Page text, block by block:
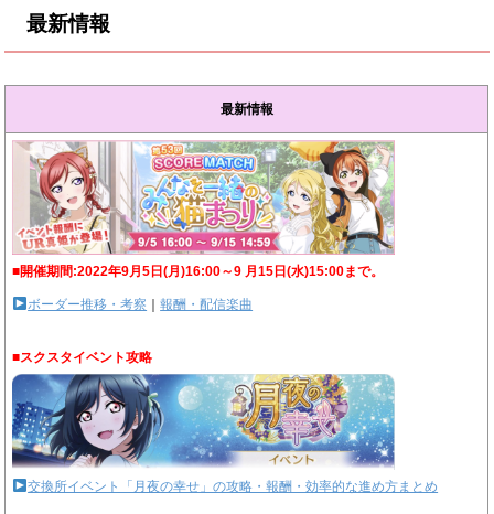
最新情報
最新情報
■開催期間:2022年9月5日(月)16:00～9 月15日(水)15:00まで。
ボーダー推移・考察 ｜報酬・配信楽曲
■スクスタイベント攻略
交換所イベント「月夜の幸せ」の攻略・報酬・効率的な進め方まとめ